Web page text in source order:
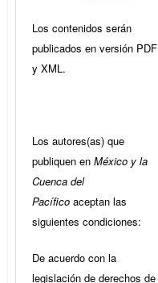
Los contenidos serán
publicados en versión PDF
y XML.
Los autores(as) que
publiquen en México y la
Cuenca del
Pacífico aceptan las
siguientes condiciones:
De acuerdo con la
legislación de derechos de